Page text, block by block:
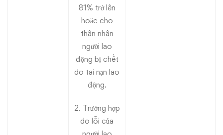
81% trở lên
hoặc cho
thân nhân
người lao
động bị chết
do tai nạn lao
động.
2. Trường hợp
do lỗi của